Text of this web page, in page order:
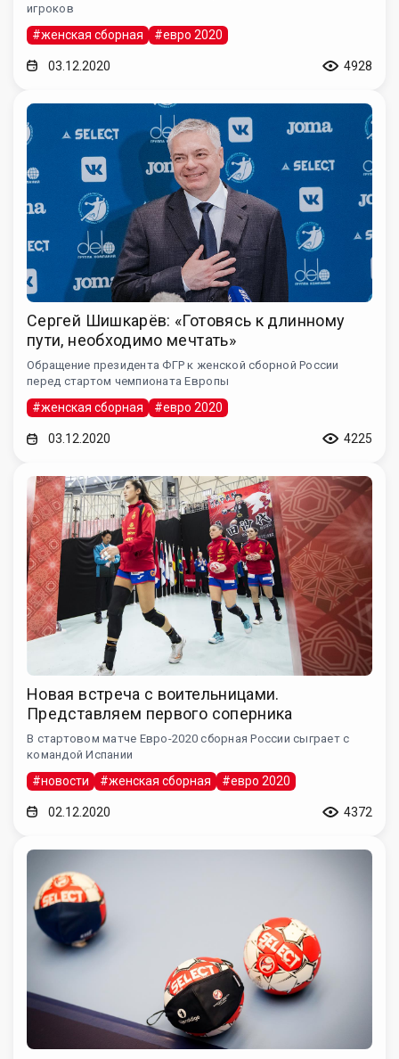
игроков
#женская сборная #евро 2020
03.12.2020 4928
Сергей Шишкарёв: «Готовясь к длинному
пути, необходимо мечтать»
Обращение президента ФГР к женской сборной России
перед стартом чемпионата Европы
#женская сборная #евро 2020
03.12.2020 4225
Новая встреча с воительницами.
Представляем первого соперника
В стартовом матче Евро-2020 сборная России сыграет с
командой Испании
#новости #женская сборная #евро 2020
02.12.2020 4372